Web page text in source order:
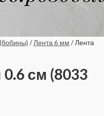
/ Лента 6 мм / Лента
см (8033